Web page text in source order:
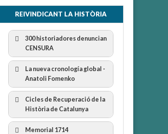
REIVINDICANT LA HISTÒRIA
300 historiadores denuncian
CENSURA
300 Historiadors denuncien al
“Gobierno Español” per la censura
La nueva cronología global -
Anatoli Fomenko
Cicles de Recuperació de la
Història de Catalunya
I Cicle Història i Censura
Memorial 1714